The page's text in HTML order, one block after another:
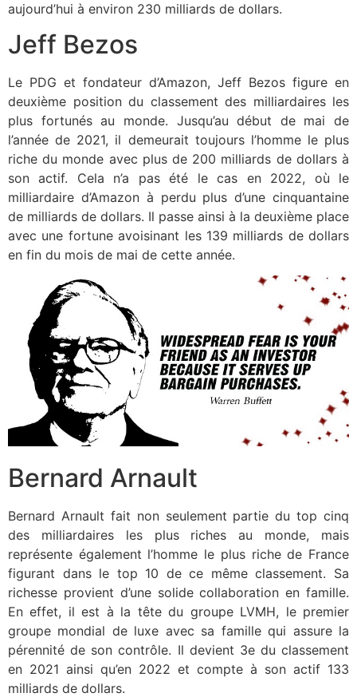
aujourd’hui à environ 230 milliards de dollars.
Jeff Bezos
Le PDG et fondateur d’Amazon, Jeff Bezos figure en
deuxième position du classement des milliardaires les
plus fortunés au monde. Jusqu’au début de mai de
l’année de 2021, il demeurait toujours l’homme le plus
riche du monde avec plus de 200 milliards de dollars à
son actif. Cela n’a pas été le cas en 2022, où le
milliardaire d’Amazon à perdu plus d’une cinquantaine
de milliards de dollars. Il passe ainsi à la deuxième place
avec une fortune avoisinant les 139 milliards de dollars
en fin du mois de mai de cette année.
Bernard Arnault
Bernard Arnault fait non seulement partie du top cinq
des milliardaires les plus riches au monde, mais
représente également l’homme le plus riche de France
figurant dans le top 10 de ce même classement. Sa
richesse provient d’une solide collaboration en famille.
En effet, il est à la tête du groupe LVMH, le premier
groupe mondial de luxe avec sa famille qui assure la
pérennité de son contrôle. Il devient 3e du classement
en 2021 ainsi qu’en 2022 et compte à son actif 133
milliards de dollars.